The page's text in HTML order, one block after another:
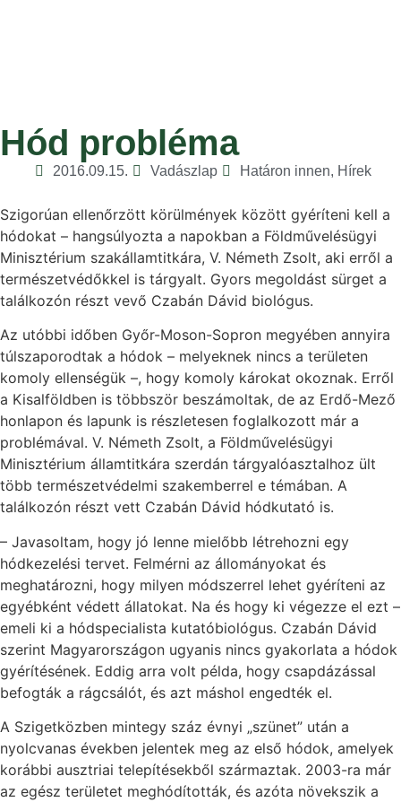
Hód probléma
2016.09.15. Vadászlap Határon innen, Hírek
Szigorúan ellenőrzött körülmények között gyéríteni kell a
hódokat – hangsúlyozta a napokban a Földművelésügyi
Minisztérium szakállamtitkára, V. Németh Zsolt, aki erről a
természetvédőkkel is tárgyalt. Gyors megoldást sürget a
találkozón részt vevő Czabán Dávid biológus.
Az utóbbi időben Győr-Moson-Sopron megyében annyira
túlszaporodtak a hódok – melyeknek nincs a területen
komoly ellenségük –, hogy komoly károkat okoznak. Erről
a Kisalföldben is többször beszámoltak, de az Erdő-Mező
honlapon és lapunk is részletesen foglalkozott már a
problémával. V. Németh Zsolt, a Földművelésügyi
Minisztérium államtitkára szerdán tárgyalóasztalhoz ült
több természetvédelmi szakemberrel e témában. A
találkozón részt vett Czabán Dávid hódkutató is.
– Javasoltam, hogy jó lenne mielőbb létrehozni egy
hódkezelési tervet. Felmérni az állományokat és
meghatározni, hogy milyen módszerrel lehet gyéríteni az
egyébként védett állatokat. Na és hogy ki végezze el ezt –
emeli ki a hódspecialista kutatóbiológus. Czabán Dávid
szerint Magyarországon ugyanis nincs gyakorlata a hódok
gyérítésének. Eddig arra volt példa, hogy csapdázással
befogták a rágcsálót, és azt máshol engedték el.
A Szigetközben mintegy száz évnyi „szünet” után a
nyolcvanas években jelentek meg az első hódok, amelyek
korábbi ausztriai telepítésekből származtak. 2003-ra már
az egész területet meghódították, és azóta növekszik a